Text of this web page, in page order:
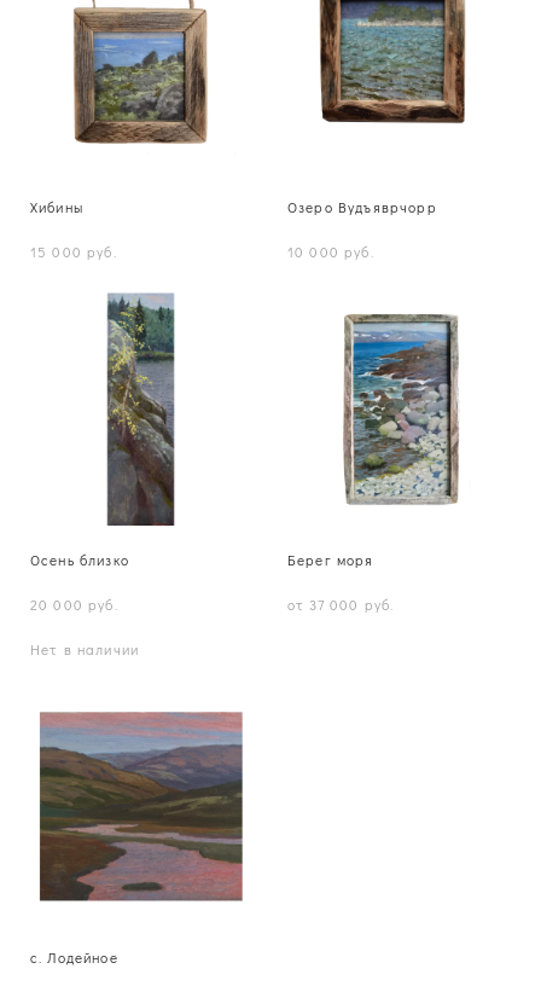
Хибины
15 000 pуб.
Озеро Вудъяврчорр
10 000 pуб.
Осень близко
20 000 pуб.
Нет в наличии
Берег моря
от 37 000 pуб.
с. Лодейное